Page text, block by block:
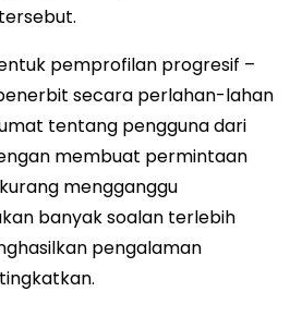
pemprofilan progresif –
secara perlahan-lahan
tentang pengguna dari
membuat permintaan
mengganggu
banyak soalan terlebih
pengalaman